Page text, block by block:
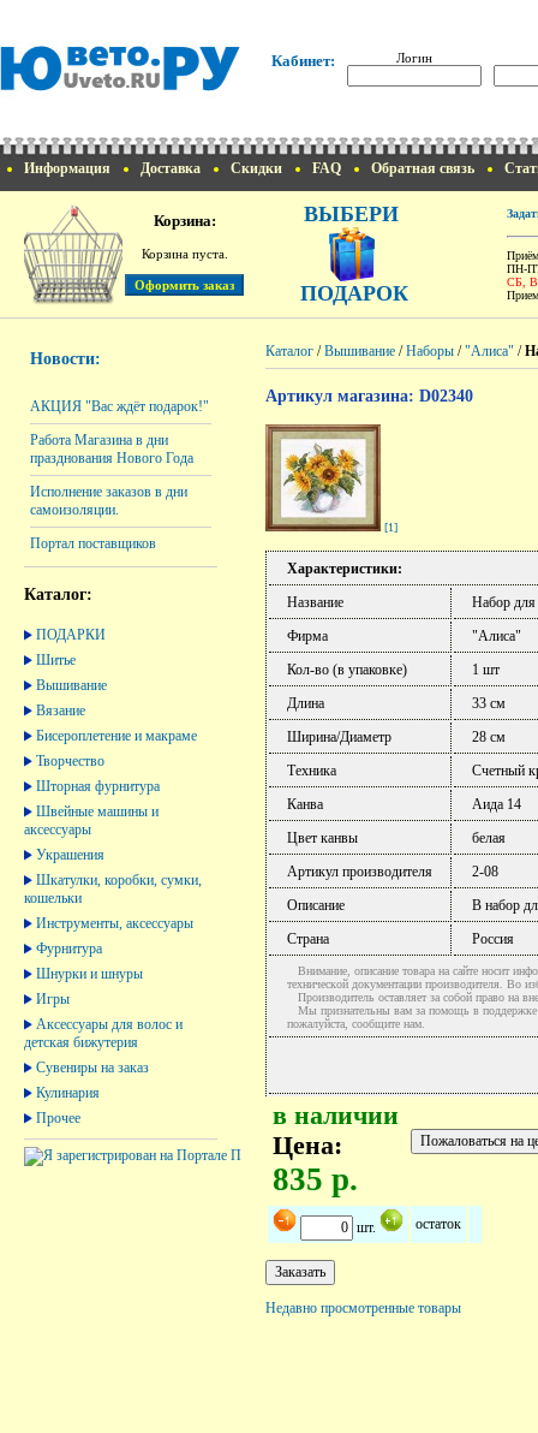
Кабинет: Логин
Информация Доставка Скидки FAQ Обратная связь
Корзина:
Корзина пуста.
ВЫБЕРИ
ПОДАРОК
ПН-
СБ,
Новости:
АКЦИЯ "Вас ждёт подарок!"
Работа Магазина в дни
празднования Нового Года
Исполнение заказов в дни
самоизоляции.
Портал поставщиков
Каталог:
ПОДАРКИ
Шитье
Вышивание
Вязание
Бисероплетение и макраме
Творчество
Шторная фурнитура
Швейные машины и
аксессуары
Украшения
Шкатулки, коробки, сумки,
кошельки
Инструменты, аксессуары
Фурнитура
Шнурки и шнуры
Игры
Аксессуары для волос и
детская бижутерия
Сувениры на заказ
Кулинария
Прочее
Каталог /Вышивание /Наборы /"Алиса" /
Артикул магазина: D02340
[1]
Характеристики:
Название
Набор
Фирма
"Алиса"
Кол-во (в упаковке)
1 шт
Длина
33 см
Ширина/Диаметр
28 см
Техника
Счетный
Канва
Аида 14
Цвет канвы
белая
Артикул производителя
2-08
Описание
В набор
Страна
Россия
Внимание, описание товара на сайте носит
технической документации производителя. Во
Производитель оставляет за собой право на
Мы признательны вам за помощь в поддержке
пожалуйста, сообщите нам.
в наличии
Цена:
835 р.
шт. остаток
Недавно просмотренные товары